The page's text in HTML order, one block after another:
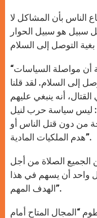
الناس بأن المشاكل لا
سبيل هو سبيل الحوار
“كثيراً ما قلنا بوضوح للحكومة أن مواصلة السياسات
إلى السلام. لقد قلنا
أنه ينبغي عليهم
ليس سياسة حرب لنيل
من دون قتل الناس أو
هدم الملكيات المادية”.
الجميع الصلاة من أجل
واحد أن يسهم في هذا
الهدف المهم”.
“المجال المتاح أمام